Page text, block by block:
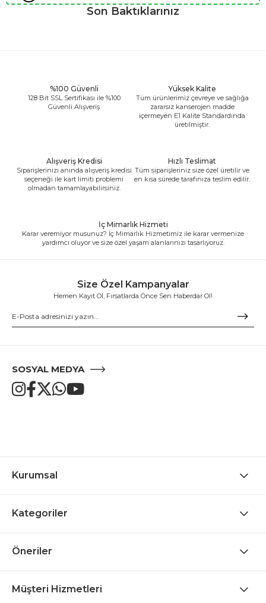
Son Baktıklarınız
%100 Güvenli
128 Bit SSL Sertifikası ile %100
Güvenli Alışveriş
Yüksek Kalite
Tüm ürünlerimiz çevreye ve sağlığa
zararsız kanserojen madde
içermeyen E1 Kalite Standardında
üretilmiştir.
Alışveriş Kredisi
Siparişlerinizi anında alışveriş kredisi
seçeneği ile kart limiti problemi
olmadan tamamlayabilirsiniz.
Hızlı Teslimat
Tüm siparişleriniz size özel üretilir ve
en kısa sürede tarafınıza teslim edilir.
İç Mimarlık Hizmeti
Karar veremiyor musunuz? İç Mimarlık Hizmetimiz ile karar vermenize
yardımcı oluyor ve size özel yaşam alanlarınızı tasarlıyoruz.
Size Özel Kampanyalar
Hemen Kayıt Ol, Fırsatlarda Önce Sen Haberdar Ol!
SOSYAL MEDYA
Kurumsal
Kategoriler
Öneriler
Müşteri Hizmetleri